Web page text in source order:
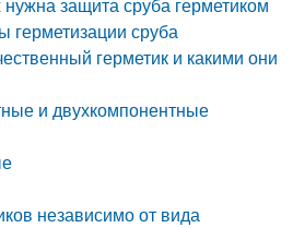
сруба
герметик и какими они
и двухкомпонентные
независимо от вида